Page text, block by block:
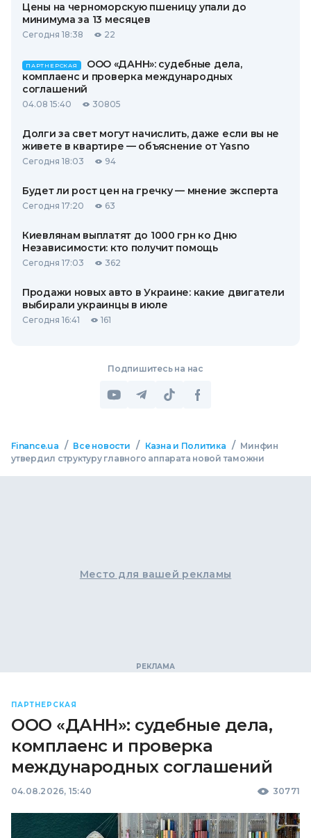
Цены на черноморскую пшеницу упали до
минимума за 13 месяцев
Сегодня 18:38 22
ПАРТНЕРСКАЯ
ООО «ДАНН»: судебные дела,
комплаенс и проверка международных
соглашений
04.08 15:40 30805
Долги за свет могут начислить, даже если вы не
живете в квартире — объяснение от Yasno
Сегодня 18:03 94
Будет ли рост цен на гречку — мнение эксперта
Сегодня 17:20 63
Киевлянам выплатят до 1000 грн ко Дню
Независимости: кто получит помощь
Сегодня 17:03 362
Продажи новых авто в Украине: какие двигатели
выбирали украинцы в июле
Сегодня 16:41 161
Подпишитесь на нас
Finance.ua / Все новости / Казна и Политика / Минфин
утвердил структуру главного аппарата новой таможни
Место для вашей рекламы
ПАРТНЕРСКАЯ
ООО «ДАНН»: судебные дела,
комплаенс и проверка
международных соглашений
04.08.2026, 15:40 30771